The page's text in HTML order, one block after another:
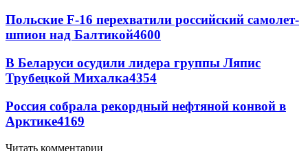
Польские F-16 перехватили российский самолет-
шпион над Балтикой4600
В Беларуси осудили лидера группы Ляпис
Трубецкой Михалка4354
Россия собрала рекордный нефтяной конвой в
Арктике4169
Читать комментарии